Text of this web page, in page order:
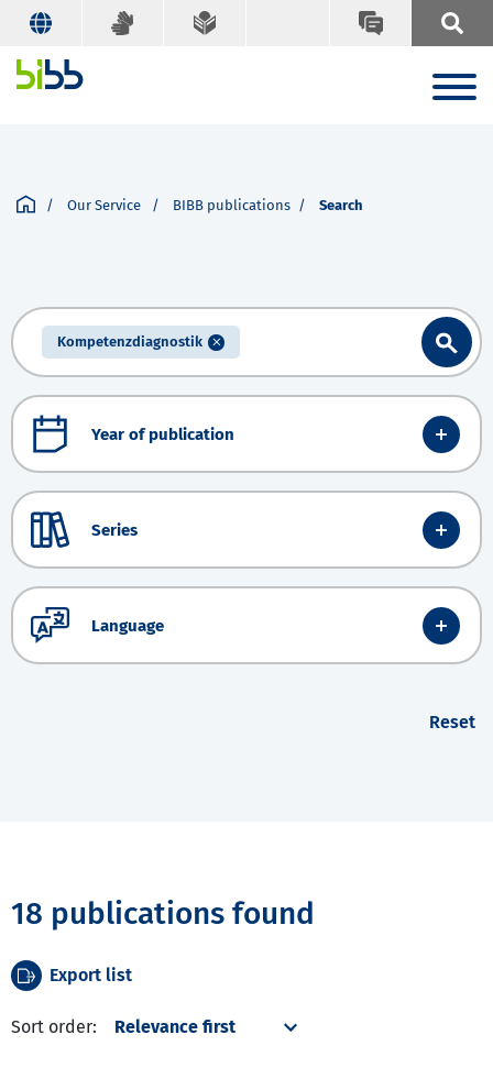
Our Service BIBB publications Search
Kompetenzdiagnostik
Year of publication
Series
Language
Reset
18 publications found
Export list
Sort order: